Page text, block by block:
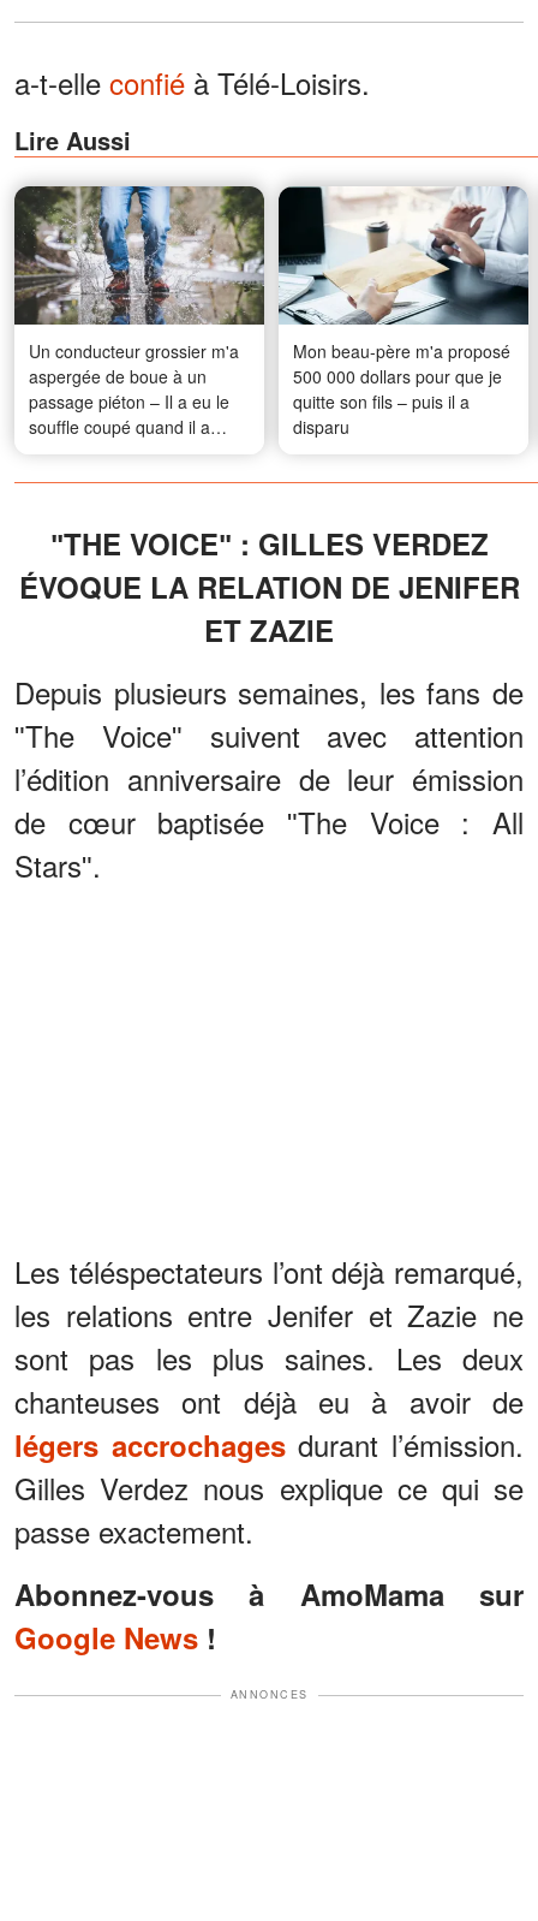
a-t-elle confié à Télé-Loisirs.
Lire Aussi
Un conducteur grossier m'a
aspergée de boue à un
passage piéton – Il a eu le
souffle coupé quand il a
réalisé que c'était moi qui
m'occupais de son entretien
dollars
Mon beau-père m'a proposé
500 000 dollars pour que je
quitte son fils – puis il a
disparu
ʺTHE VOICEʺ : GILLES VERDEZ
ÉVOQUE LA RELATION DE JENIFER
ET ZAZIE
Depuis plusieurs semaines, les fans de
ʺThe Voiceʺ suivent avec attention
l’édition anniversaire de leur émission
de cœur baptisée ʺThe Voice : All
Starsʺ.
Les téléspectateurs l’ont déjà remarqué,
les relations entre Jenifer et Zazie ne
sont pas les plus saines. Les deux
chanteuses ont déjà eu à avoir de
légers accrochagesdurant l’émission.
Gilles Verdez nous explique ce qui se
passe exactement.
Abonnez-vous à AmoMama sur
Google News !
ANNONCES